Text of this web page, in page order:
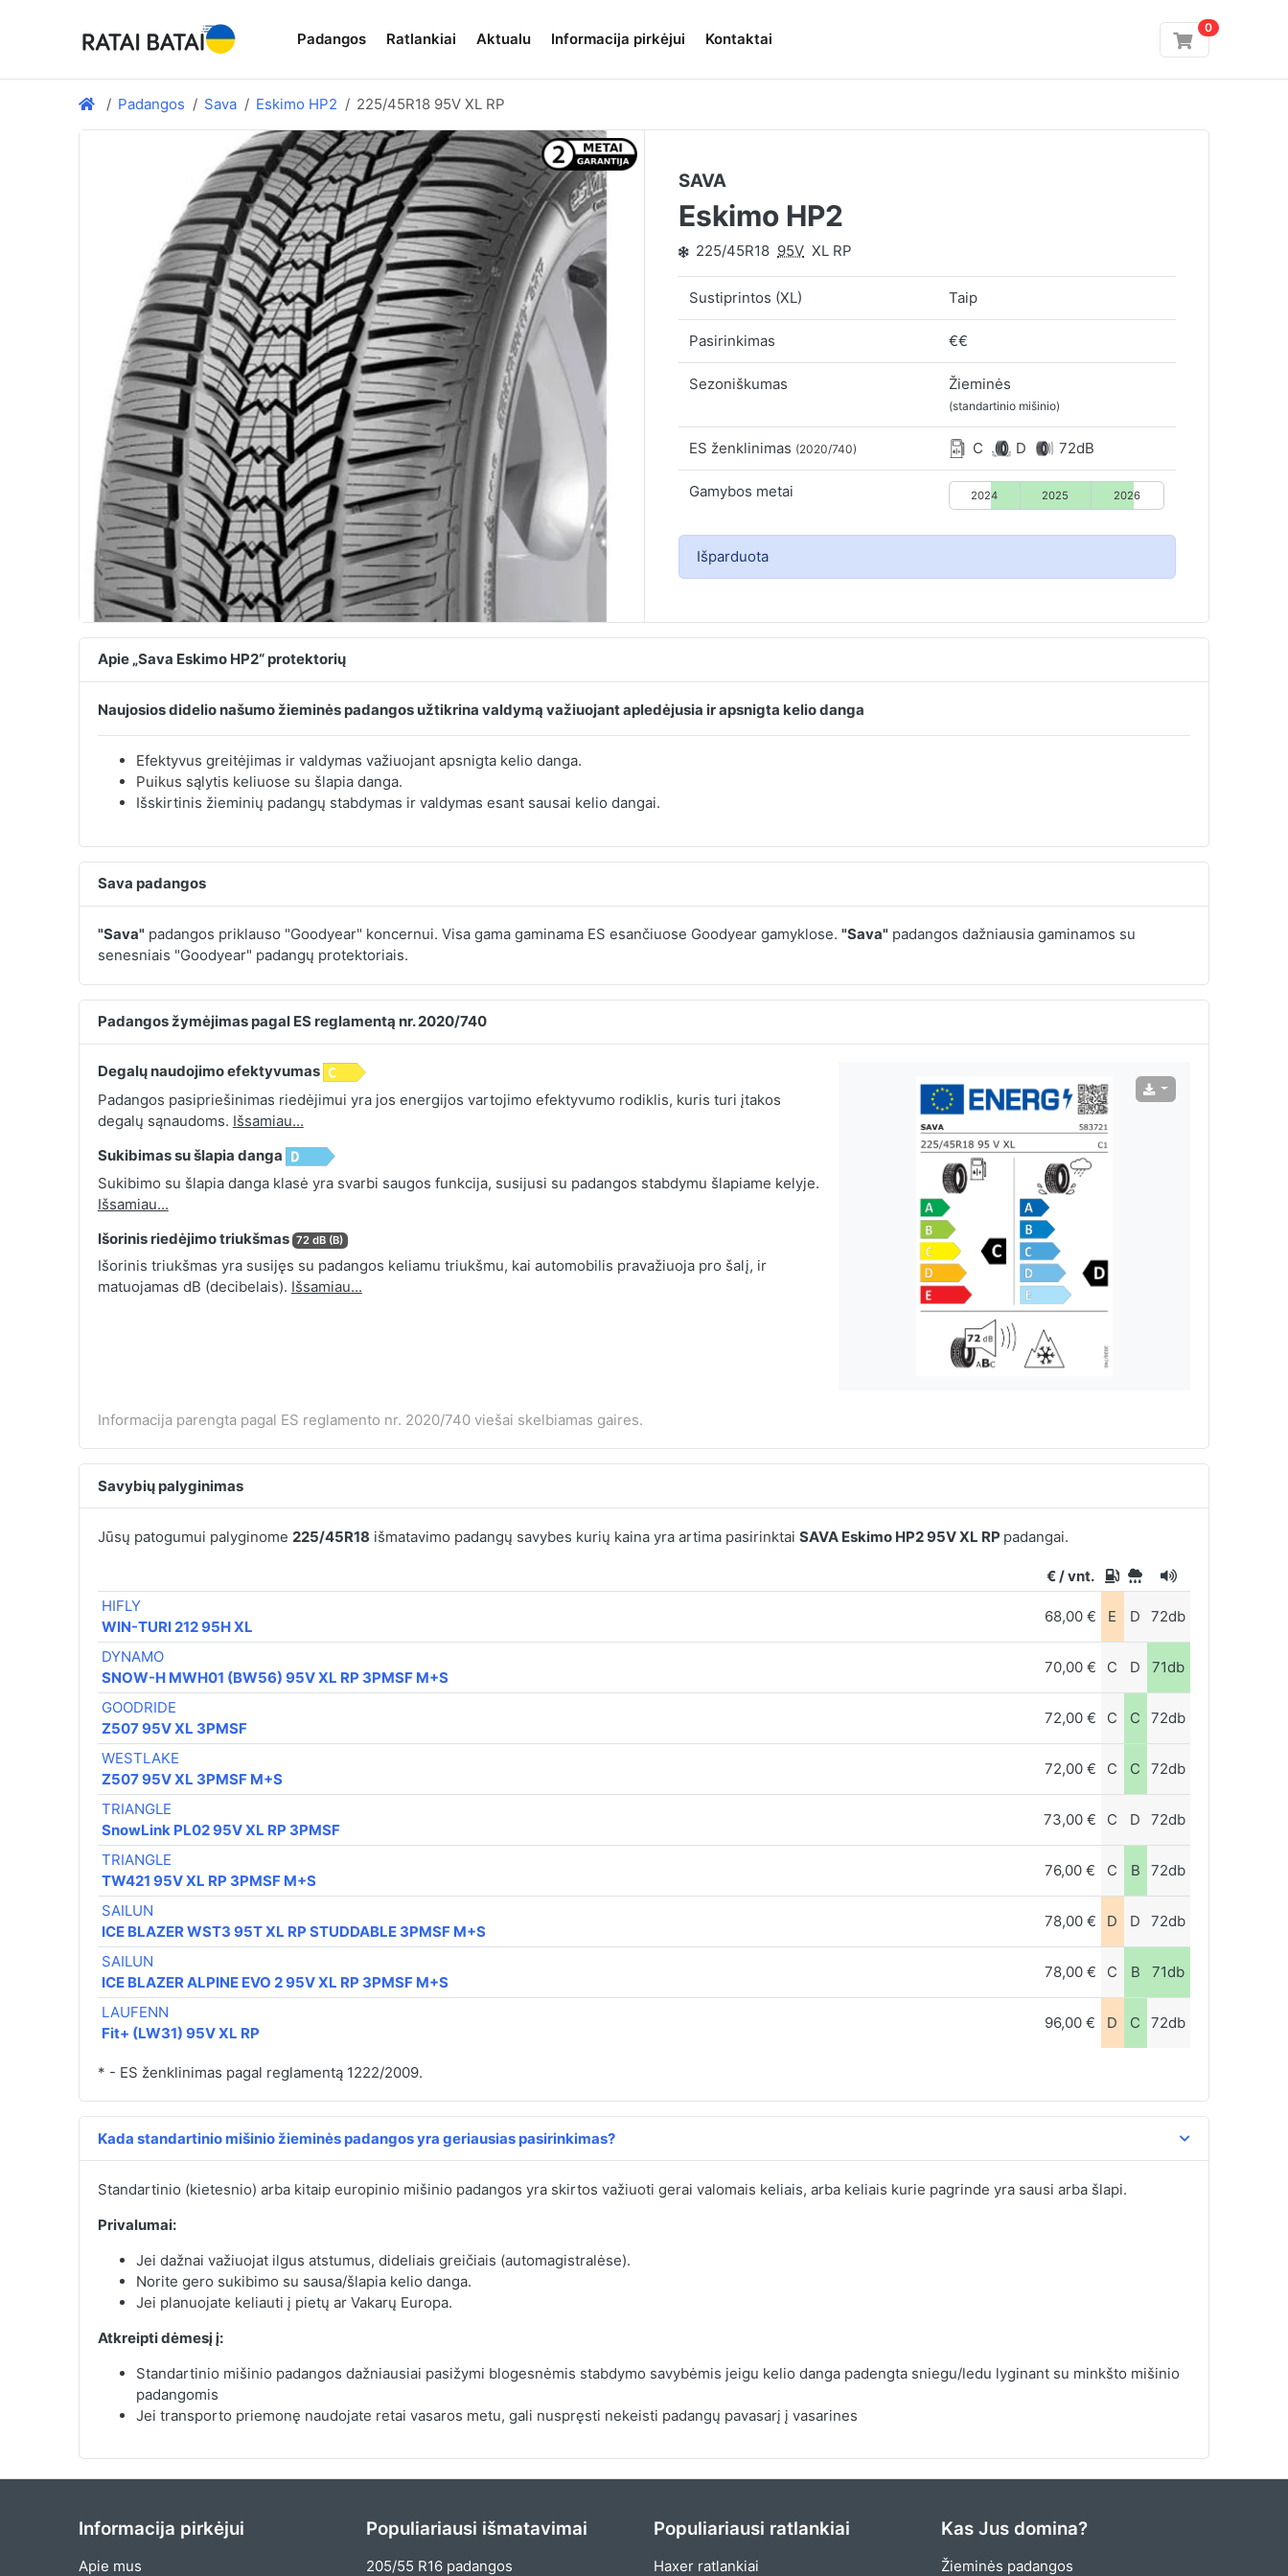
Padangos Ratlankiai Aktualu Informacija pirkėjui Kontaktai
0
Padangos Sava Eskimo HP2 225/45R18 95V XL RP
SAVA
Eskimo HP2
225/45R18 95V XL RP
Sustiprintos (XL) Taip
Pasirinkimas €€
Sezoniškumas Žieminės
(standartinio mišinio)
ES ženklinimas (2020/740) C D 72dB
Gamybos metai 2024 2025 2026
Išparduota
Apie „Sava Eskimo HP2“ protektorių
Naujosios didelio našumo žieminės padangos užtikrina valdymą važiuojant apledėjusia ir apsnigta kelio danga
Efektyvus greitėjimas ir valdymas važiuojant apsnigta kelio danga.
Puikus sąlytis keliuose su šlapia danga.
Išskirtinis žieminių padangų stabdymas ir valdymas esant sausai kelio dangai.
Sava padangos
"Sava" padangos priklauso "Goodyear" koncernui. Visa gama gaminama ES esančiuose Goodyear gamyklose. "Sava" padangos dažniausia gaminamos su
senesniais "Goodyear" padangų protektoriais.
Padangos žymėjimas pagal ES reglamentą nr. 2020/740
Degalų naudojimo efektyvumas
Padangos pasipriešinimas riedėjimui yra jos energijos vartojimo efektyvumo rodiklis, kuris turi įtakos
degalų sąnaudoms. Išsamiau...
Sukibimas su šlapia danga
Sukibimo su šlapia danga klasė yra svarbi saugos funkcija, susijusi su padangos stabdymu šlapiame kelyje.
Išsamiau...
Išorinis riedėjimo triukšmas 72 dB (B)
Išorinis triukšmas yra susijęs su padangos keliamu triukšmu, kai automobilis pravažiuoja pro šalį, ir
matuojamas dB (decibelais). Išsamiau...
Informacija parengta pagal ES reglamento nr. 2020/740 viešai skelbiamas gaires.
Savybių palyginimas
Jūsų patogumui palyginome 225/45R18 išmatavimo padangų savybes kurių kaina yra artima pasirinktai SAVA Eskimo HP2 95V XL RP padangai.
€ / vnt.
HIFLY
WIN-TURI 212 95H XL
68,00 € E D 72db
DYNAMO
SNOW-H MWH01 (BW56) 95V XL RP 3PMSF M+S
70,00 € C D 71db
GOODRIDE
Z507 95V XL 3PMSF
72,00 € C C 72db
WESTLAKE
Z507 95V XL 3PMSF M+S
72,00 € C C 72db
TRIANGLE
SnowLink PL02 95V XL RP 3PMSF
73,00 € C D 72db
TRIANGLE
TW421 95V XL RP 3PMSF M+S
76,00 € C B 72db
SAILUN
ICE BLAZER WST3 95T XL RP STUDDABLE 3PMSF M+S
78,00 € D D 72db
SAILUN
ICE BLAZER ALPINE EVO 2 95V XL RP 3PMSF M+S
78,00 € C B 71db
LAUFENN
Fit+ (LW31) 95V XL RP
96,00 € D C 72db
* - ES ženklinimas pagal reglamentą 1222/2009.
Kada standartinio mišinio žieminės padangos yra geriausias pasirinkimas?
Standartinio (kietesnio) arba kitaip europinio mišinio padangos yra skirtos važiuoti gerai valomais keliais, arba keliais kurie pagrinde yra sausi arba šlapi.
Privalumai:
Jei dažnai važiuojat ilgus atstumus, dideliais greičiais (automagistralėse).
Norite gero sukibimo su sausa/šlapia kelio danga.
Jei planuojate keliauti į pietų ar Vakarų Europa.
Atkreipti dėmesį į:
Standartinio mišinio padangos dažniausiai pasižymi blogesnėmis stabdymo savybėmis jeigu kelio danga padengta sniegu/ledu lyginant su minkšto mišinio
padangomis
Jei transporto priemonę naudojate retai vasaros metu, gali nuspręsti nekeisti padangų pavasarį į vasarines
Informacija pirkėjui
Apie mus
Populiariausi išmatavimai
205/55 R16 padangos
Populiariausi ratlankiai
Haxer ratlankiai
Kas Jus domina?
Žieminės padangos